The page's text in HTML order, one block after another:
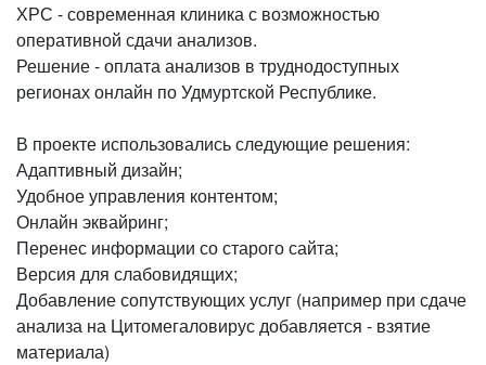
ХРС - современная клиника с возможностью
оперативной сдачи анализов.
Решение - оплата анализов в труднодоступных
регионах онлайн по Удмуртской Республике.
В проекте использовались следующие решения:
Адаптивный дизайн;
Удобное управления контентом;
Онлайн эквайринг;
Перенес информации со старого сайта;
Версия для слабовидящих;
Добавление сопутствующих услуг (например при сдаче
анализа на Цитомегаловирус добавляется - взятие
материала)